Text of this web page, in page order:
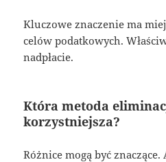
Kluczowe znaczenie ma
celów podatkowych.
nadpłacie.
Która metoda
korzystniejsza?
Różnice mogą być